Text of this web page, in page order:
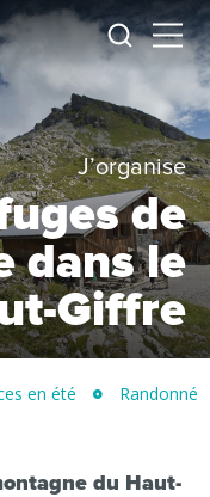
Je
Menu
J’organise
de
dans le
Giffre
en été
du Haut-